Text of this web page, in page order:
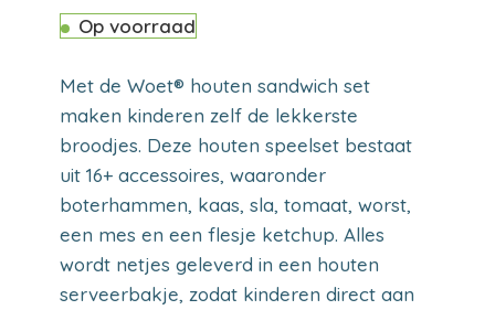
Op voorraad
Met de Woet® houten sandwich set
maken kinderen zelf de lekkerste
broodjes. Deze houten speelset bestaat
uit 16+ accessoires, waaronder
boterhammen, kaas, sla, tomaat, worst,
een mes en een flesje ketchup. Alles
wordt netjes geleverd in een houten
serveerbakje, zodat kinderen direct aan